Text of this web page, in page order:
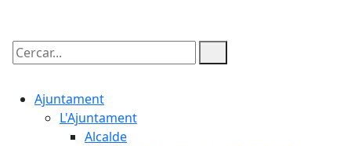
Cercar:
Ajuntament
L'Ajuntament
Alcalde